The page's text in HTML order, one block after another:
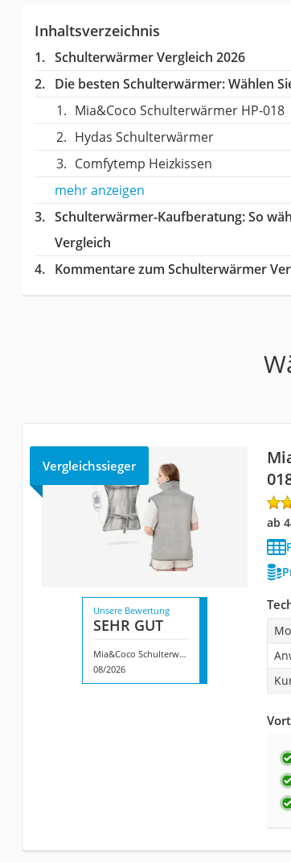
Inhaltsverzeichnis
Schulterwärmer Vergleich 2026
Die besten Schulterwärmer:Wählen
Mia&Coco Schulterwärmer HP-018
Hydas Schulterwärmer
Comfytemp Heizkissen
mehr anzeigen
Schulterwärmer-Kaufberatung: So
Vergleich
Kommentare zum Schulterwärmer
Vergleichssieger
ab
Unsere Bewertung
SEHR GUT
Mia&Coco Schulterwärmer HP-018
08/2026